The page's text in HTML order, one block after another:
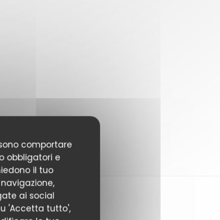
comportare
obbligatori e
il tuo
ai social
'Accetta tutto',